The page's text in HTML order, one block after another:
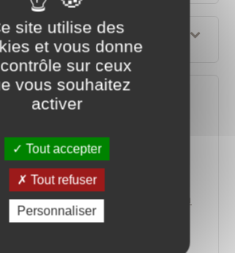
et formulaires
!
?
: est-on couvert par
?
international pour conduire à
site utilise des
et vous donne
sur ceux
vous souhaitez
activer
Tout accepter
Tout refuser
Personnaliser